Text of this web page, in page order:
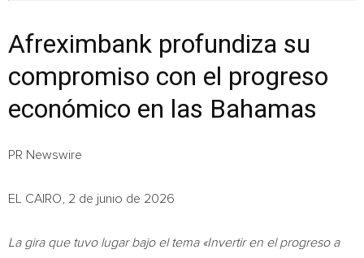
Afreximbank profundiza su
compromiso con el progreso
económico en las Bahamas
PR Newswire
EL CAIRO, 2 de junio de 2026
La gira que tuvo lugar bajo el tema «Invertir en el progreso a